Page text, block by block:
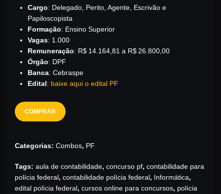
Cargo: Delegado, Perito, Agente, Escrivão e
Papiloscopista
Formação: Ensino Superior
Vagas: 1.000
Remuneração: R$ 14.164,81 a R$ 26.800,00
Órgão: DPF
Banca: Cebraspe
Edital: baixe aqui o edital PF
COMPRAR
Categorias: Combos, PF
Tags: aula de contabilidade, concurso pf, contabilidade para
polícia federal, contabilidade polícia federal, Informática,
edital polícia federal, cursos online para concursos, polícia